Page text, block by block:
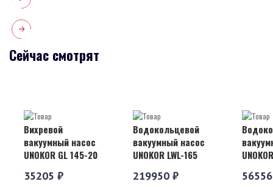
Сейчас смотрят
Вихревой
вакуумный насос
UNOKOR GL 145-20
35205 ₽
Водокольцевой
вакуумный насос
UNOKOR LWL-165
219950 ₽